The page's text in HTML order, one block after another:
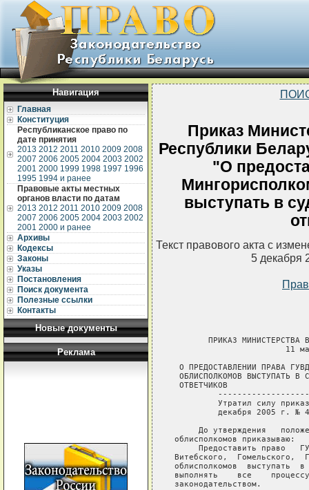
Навигация
Главная
Конституция
Республиканское право по
дате принятия
2013 2012 2011 2010 2009 2008
2007 2006 2005 2004 2003 2002
2001 2000 1999 1998 1997 1996
1995 1994 и ранее
Правовые акты местных
органов власти по датам
2013 2012 2011 2010 2009 2008
2007 2006 2005 2004 2003 2002
2001 2000 и ранее
Архивы
Кодексы
Законы
Указы
Постановления
Поиск документа
Полезные ссылки
Контакты
Новые документы
Реклама
Приказ
Республики
"О
выступать в
Текст правового акта с
5 декабря
ПРИКАЗ МИНИСТЕРСТВА
11
О ПРЕДОСТАВЛЕНИИ ПРАВА
ОБЛИСПОЛКОМОВ ВЫСТУПАТЬ В
ОТВЕТЧИКОВ
Утратил силу
декабря 2005 г.
До утверждения
облисполкомов приказываю:
Предоставить право
Витебского,  Гомельского,
облисполкомов  выступать
выполнять    все
законодательством.